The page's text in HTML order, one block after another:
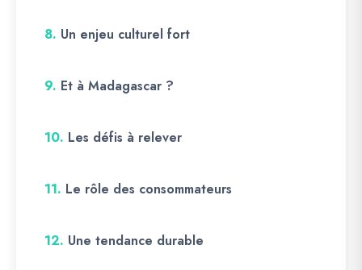
8. Un enjeu culturel fort
9. Et à Madagascar ?
10. Les défis à relever
11. Le rôle des consommateurs
12. Une tendance durable